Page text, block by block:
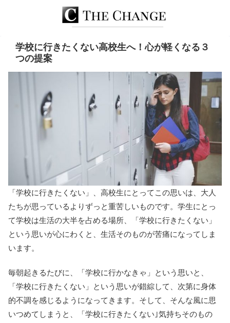
学校に行きたくない高校生へ！心が軽くなる３
つの提案
「学校に行きたくない」、高校生にとってこの思いは、大人
たちが思っているよりずっと重苦しいものです。学生にとっ
て学校は生活の大半を占める場所、「学校に行きたくない」
という思いが心にわくと、生活そのものが苦痛になってしま
います。
毎朝起きるたびに、「学校に行かなきゃ」という思いと、
「学校に行きたくない」という思いが錯綜して、次第に身体
的不調を感じるようになってきます。そして、そんな風に思
いつめてしまうと、「学校に行きたくない｣気持ちそのもの